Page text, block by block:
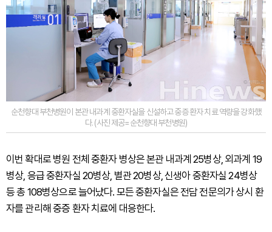
순천향대 부천병원이 본관 내과계 중환자실을 신설하고 중증 환자 치료 역량을 강화했
다. (사진 제공=순천향대 부천병원)
이번 확대로 병원 전체 중환자 병상은 본관 내과계 25병상, 외과계 19
병상, 응급 중환자실 20병상, 별관 20병상, 신생아 중환자실 24병상
등 총 108병상으로 늘어났다. 모든 중환자실은 전담 전문의가 상시 환
자를 관리해 중증 환자 치료에 대응한다.